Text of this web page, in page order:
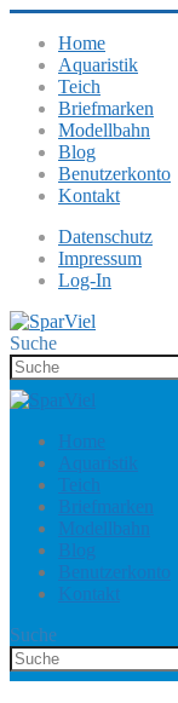
Home
Aquaristik
Teich
Briefmarken
Modellbahn
Blog
Benutzerkonto
Kontakt
Datenschutz
Impressum
Log-In
Suche
Home
Aquaristik
Teich
Briefmarken
Modellbahn
Blog
Benutzerkonto
Kontakt
Suche